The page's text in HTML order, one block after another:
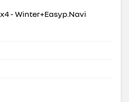
- Winter+Easyp.Navi